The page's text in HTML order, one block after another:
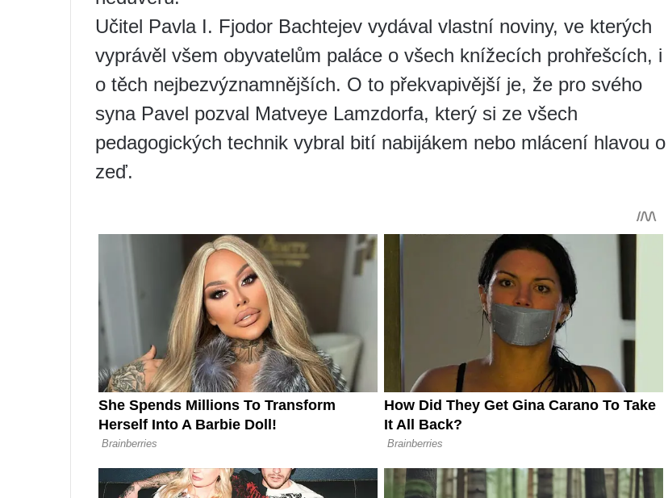
Učitel Pavla I. Fjodor Bachtejev vydával vlastní noviny, ve kterých
vyprávěl všem obyvatelům paláce o všech knížecích prohřešcích, i
o těch nejbezvýznamnějších. O to překvapivější je, že pro svého
syna Pavel pozval Matveye Lamzdorfa, který si ze všech
pedagogických technik vybral bití nabijákem nebo mlácení hlavou o
zeď.